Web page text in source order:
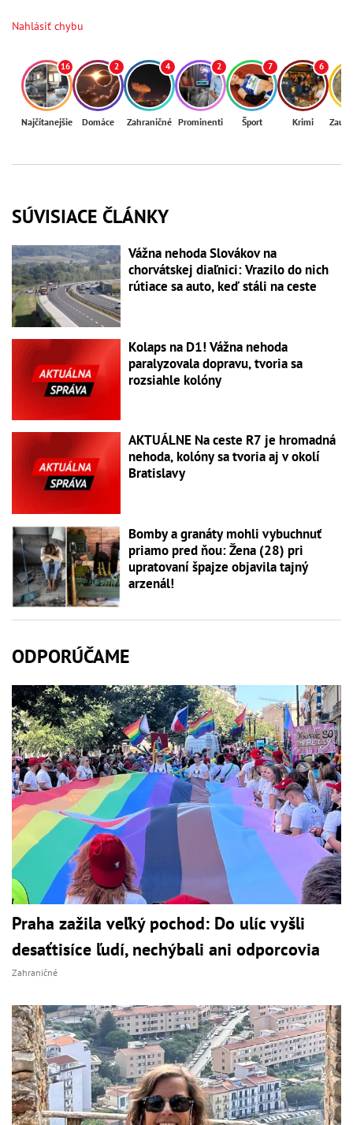
Nahlásiť chybu
16
Najčítanejšie
2
Domáce
4
Zahraničné
2
Prominenti
7
Šport
6
Krimi
SÚVISIACE ČLÁNKY
Vážna nehoda Slovákov na
chorvátskej diaľnici: Vrazilo do nich
rútiace sa auto, keď stáli na ceste
Kolaps na D1! Vážna nehoda
paralyzovala dopravu, tvoria sa
rozsiahle kolóny
AKTUÁLNE Na ceste R7 je hromadná
nehoda, kolóny sa tvoria aj v okolí
Bratislavy
Bomby a granáty mohli vybuchnuť
priamo pred ňou: Žena (28) pri
upratovaní špajze objavila tajný
arzenál!
ODPORÚČAME
Praha zažila veľký pochod: Do ulíc vyšli
desaťtisíce ľudí, nechýbali ani odporcovia
Zahraničné